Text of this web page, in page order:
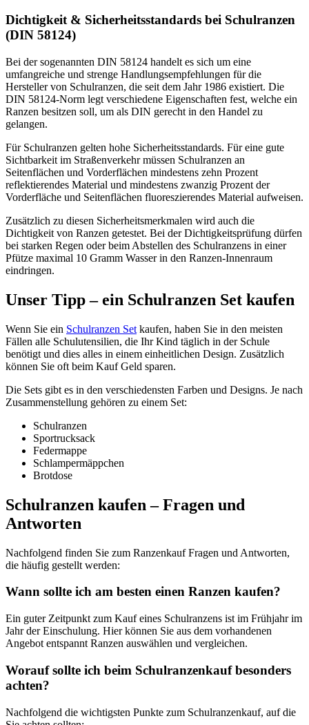
Dichtigkeit & Sicherheitsstandards bei Schulranzen
(DIN 58124)
Bei der sogenannten DIN 58124 handelt es sich um eine
umfangreiche und strenge Handlungsempfehlungen für die
Hersteller von Schulranzen, die seit dem Jahr 1986 existiert. Die
DIN 58124-Norm legt verschiedene Eigenschaften fest, welche ein
Ranzen besitzen soll, um als DIN gerecht in den Handel zu
gelangen.
Für Schulranzen gelten hohe Sicherheitsstandards. Für eine gute
Sichtbarkeit im Straßenverkehr müssen Schulranzen an
Seitenflächen und Vorderflächen mindestens zehn Prozent
reflektierendes Material und mindestens zwanzig Prozent der
Vorderfläche und Seitenflächen fluoreszierendes Material aufweisen.
Zusätzlich zu diesen Sicherheitsmerkmalen wird auch die
Dichtigkeit von Ranzen getestet. Bei der Dichtigkeitsprüfung dürfen
bei starken Regen oder beim Abstellen des Schulranzens in einer
Pfütze maximal 10 Gramm Wasser in den Ranzen-Innenraum
eindringen.
Unser Tipp – ein Schulranzen Set kaufen
Wenn Sie ein Schulranzen Set kaufen, haben Sie in den meisten
Fällen alle Schulutensilien, die Ihr Kind täglich in der Schule
benötigt und dies alles in einem einheitlichen Design. Zusätzlich
können Sie oft beim Kauf Geld sparen.
Die Sets gibt es in den verschiedensten Farben und Designs. Je nach
Zusammenstellung gehören zu einem Set:
Schulranzen
Sportrucksack
Federmappe
Schlampermäppchen
Brotdose
Schulranzen kaufen – Fragen und
Antworten
Nachfolgend finden Sie zum Ranzenkauf Fragen und Antworten,
die häufig gestellt werden:
Wann sollte ich am besten einen Ranzen kaufen?
Ein guter Zeitpunkt zum Kauf eines Schulranzens ist im Frühjahr im
Jahr der Einschulung. Hier können Sie aus dem vorhandenen
Angebot entspannt Ranzen auswählen und vergleichen.
Worauf sollte ich beim Schulranzenkauf besonders
achten?
Nachfolgend die wichtigsten Punkte zum Schulranzenkauf, auf die